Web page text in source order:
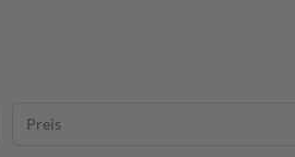
Preis